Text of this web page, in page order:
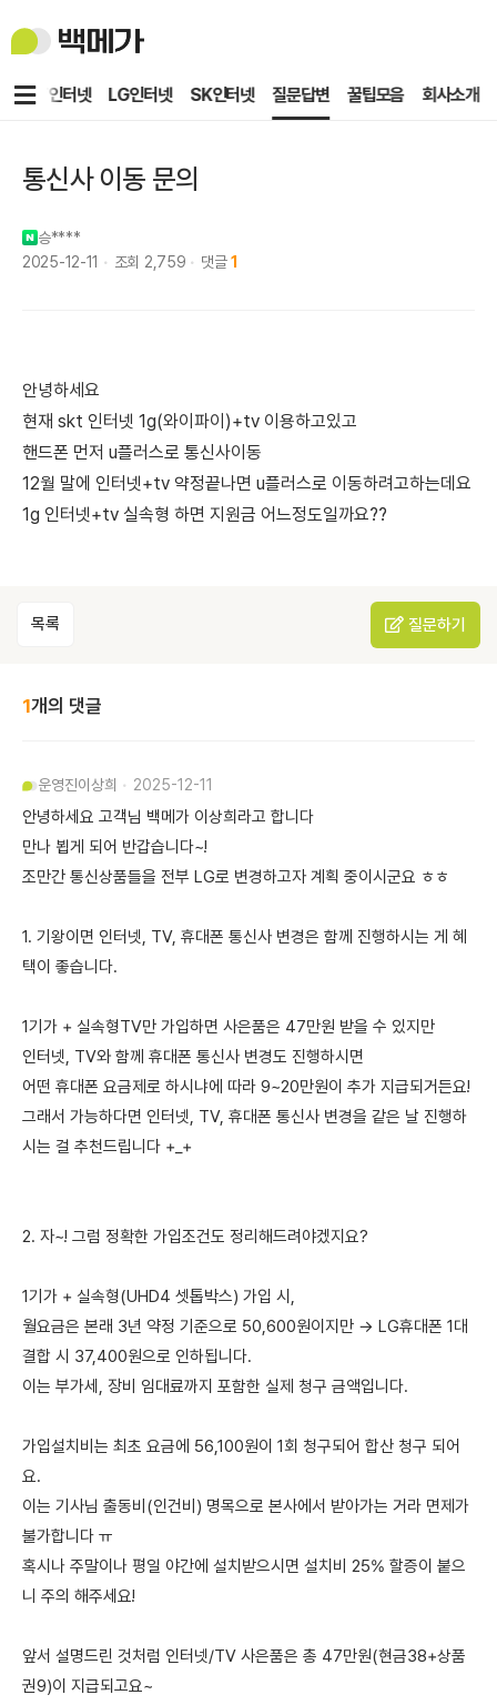
백
메
KT인터넷 LG인터넷 SK인터넷 질문답변 꿀팁모음 회사소개
메
통신사 이동 문의
승****
2025-12-11
조회 2,759 댓글 1
안녕하세요
현재 skt 인터넷 1g(와이파이)+tv 이용하고있고
핸드폰 먼저 u플러스로 통신사이동
12월 말에 인터넷+tv 약정끝나면 u플러스로 이동하려고하는데요
1g 인터넷+tv 실속형 하면 지원금 어느정도일까요??
목록 질문하기
1개의 댓글
운영진이상희 2025-12-11
안녕하세요 고객님 백메가 이상희라고 합니다
만나 뵙게 되어 반갑습니다~!
조만간 통신상품들을 전부 LG로 변경하고자 계획 중이시군요 ㅎㅎ
1. 기왕이면 인터넷, TV, 휴대폰 통신사 변경은 함께 진행하시는 게 혜
택이 좋습니다.
1기가 + 실속형TV만 가입하면 사은품은 47만원 받을 수 있지만
인터넷, TV와 함께 휴대폰 통신사 변경도 진행하시면
어떤 휴대폰 요금제로 하시냐에 따라 9~20만원이 추가 지급되거든요!
그래서 가능하다면 인터넷, TV, 휴대폰 통신사 변경을 같은 날 진행하
시는 걸 추천드립니다 +_+
2. 자~! 그럼 정확한 가입조건도 정리해드려야겠지요?
1기가 + 실속형(UHD4 셋톱박스) 가입 시,
월요금은 본래 3년 약정 기준으로 50,600원이지만 → LG휴대폰 1대
결합 시 37,400원으로 인하됩니다.
이는 부가세, 장비 임대료까지 포함한 실제 청구 금액입니다.
가입설치비는 최초 요금에 56,100원이 1회 청구되어 합산 청구 되어
요.
이는 기사님 출동비(인건비) 명목으로 본사에서 받아가는 거라 면제가
불가합니다 ㅠ
혹시나 주말이나 평일 야간에 설치받으시면 설치비 25% 할증이 붙으
니 주의 해주세요!
앞서 설명드린 것처럼 인터넷/TV 사은품은 총 47만원(현금38+상품
권9)이 지급되고요~